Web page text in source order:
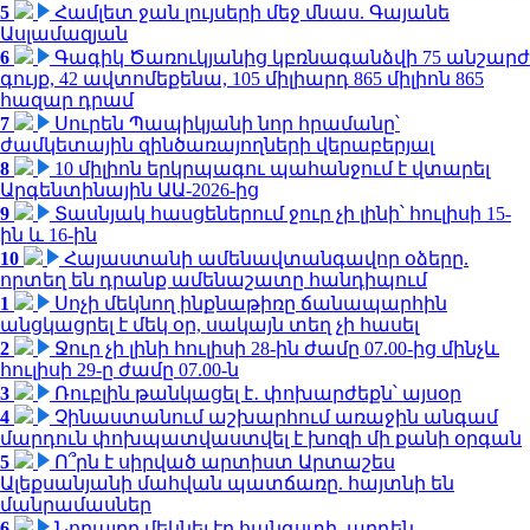
5
Համլետ ջան լույսերի մեջ մնաս. Գայանե
Ասլամազյան
6
Գագիկ Ծառուկյանից կբռնագանձվի 75 անշարժ
գույք, 42 ավտոմեքենա, 105 միլիարդ 865 միլիոն 865
հազար դրամ
7
Սուրեն Պապիկյանի նոր հրամանը՝
ժամկետային զինծառայողների վերաբերյալ
8
10 միլիոն երկրպագու պահանջում է վտարել
Արգենտինային ԱԱ-2026-ից
9
Տասնյակ հասցեներում ջուր չի լինի՝ հուլիսի 15-
ին և 16-ին
10
Հայաստանի ամենավտանգավոր օձերը.
որտեղ են դրանք ամենաշատը հանդիպում
1
Սոչի մեկնող ինքնաթիռը ճանապարհին
անցկացրել է մեկ օր, սակայն տեղ չի հասել
2
Ջուր չի լինի հուլիսի 28-ին ժամը 07.00-ից մինչև
հուլիսի 29-ը ժամը 07.00-ն
3
Ռուբլին թանկացել է․ փոխարժեքն՝ այսօր
4
Չինաստանում աշխարհում առաջին անգամ
մարդուն փոխպատվաստվել է խոզի մի քանի օրգան
5
Ո՞րն է սիրված արտիստ Արտաշես
Ալեքսանյանի մահվան պատճառը. հայտնի են
մանրամասներ